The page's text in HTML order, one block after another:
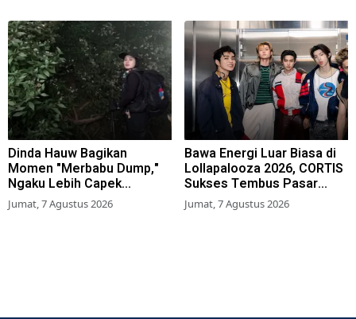
Dinda Hauw Bagikan
Momen "Merbabu Dump,"
Ngaku Lebih Capek
Dibanding Gunung Sumbing
Jumat, 7 Agustus 2026
Bawa Energi Luar Biasa di
Lollapalooza 2026, CORTIS
Sukses Tembus Pasar
Musik Global
Jumat, 7 Agustus 2026